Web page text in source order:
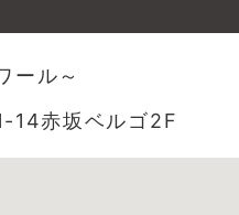
ール～
14赤坂ベルゴ2F